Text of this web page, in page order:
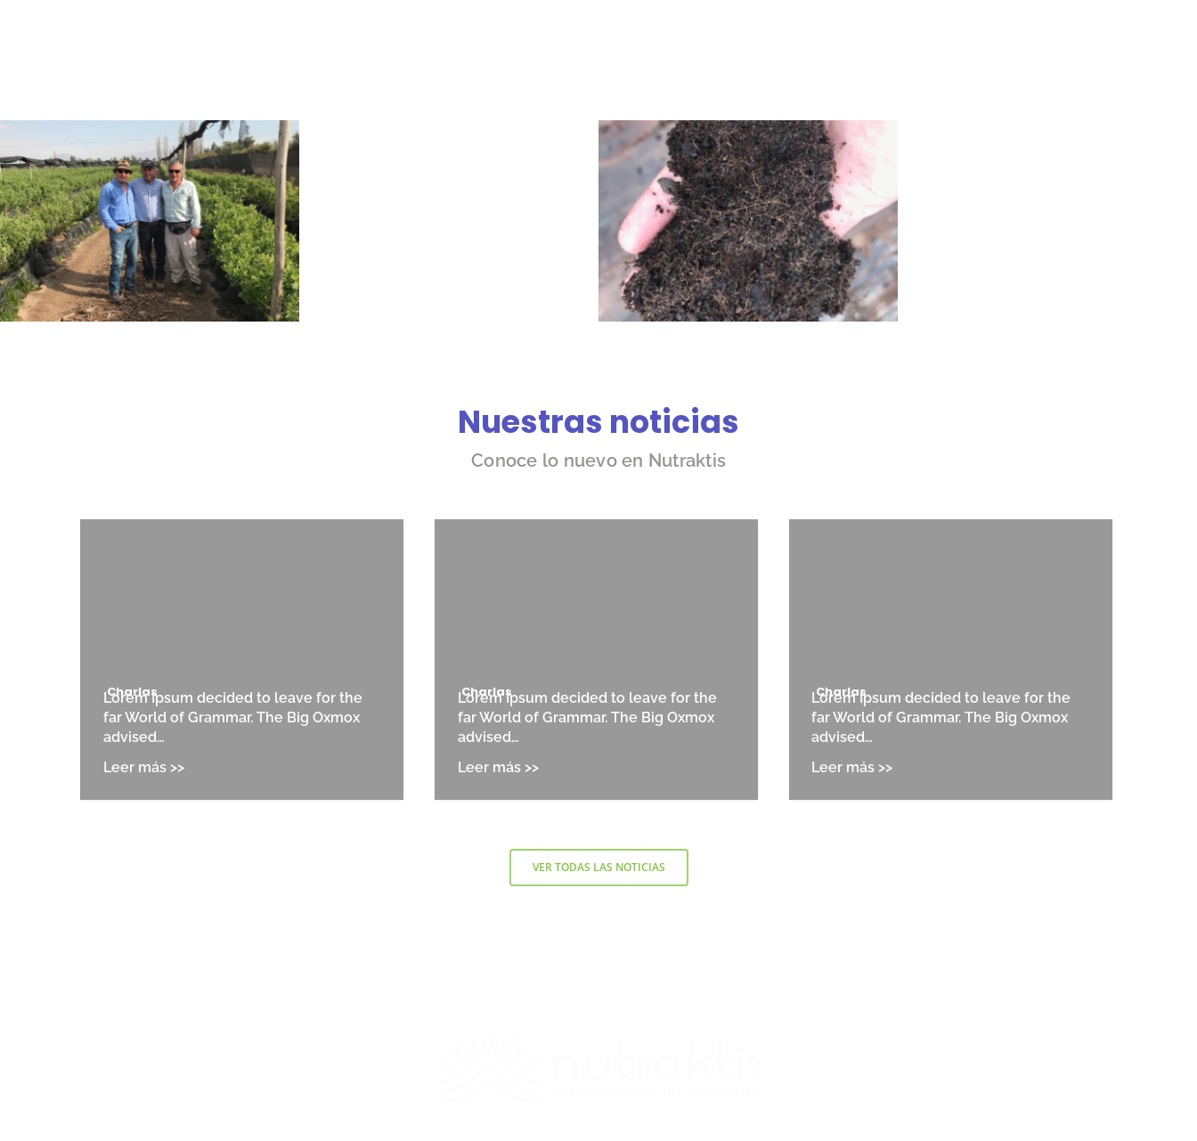
Nuestras noticias
Conoce lo nuevo en Nutraktis
Charlas
Lorem Ipsum decided to leave for the
far World of Grammar. The Big Oxmox
advised…
Charlas
Lorem Ipsum decided to leave for the
far World of Grammar. The Big Oxmox
advised…
Charlas
Lorem Ipsum decided to leave for the
far World of Grammar. The Big Oxmox
advised…
VER TODAS LAS NOTICIAS